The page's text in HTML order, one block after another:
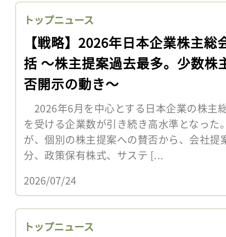
トップニュース
【戦略】2026年日本企業株主総
括 〜株主提案過去最多。少数株
否開示の動き〜
2026年6月を中心とする日本企業の株主
を受ける企業数が引き続き高水準となった
が、個別の株主提案への賛否から、会社提
分、政策保有株式、サステ [...
2026/07/24
トップニュース